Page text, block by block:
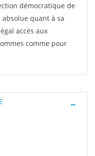
démocratique de
quant à sa
accès aux
comme pour